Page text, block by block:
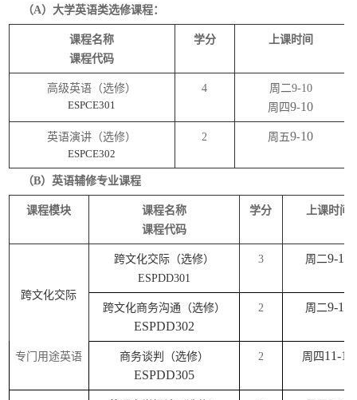
（A）大学英语类选修课程：
课程名称
课程代码
学分 上课时间
高级英语（选修）
ESPCE301
4 周二9-10
周四9-10
英语演讲（选修）
ESPCE302
2 周五9-10
（B）英语辅修专业课程
课程模块
课程名称
课程代码
学分 上课时间
跨文化交际
跨文化交际（选修）
ESPDD301
3 周二9-10
跨文化商务沟通（选修）
ESPDD302
2 周二9-10
专门用途英语 商务谈判（选修）
ESPDD305
2 周四 11-12